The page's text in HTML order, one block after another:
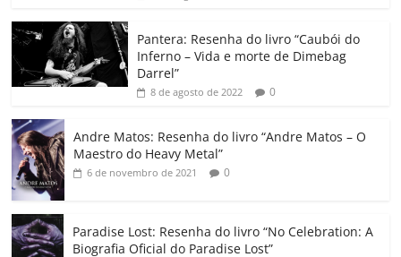
o
o
k
p
Cl
a
ss
ro
o
k h
ar
Pantera: Resenha do livro “Caubói do
Inferno – Vida e morte de Dimebag
Darrel”
8 de agosto de 2022 0
Andre Matos: Resenha do livro “Andre Matos – O
Maestro do Heavy Metal”
6 de novembro de 2021 0
Paradise Lost: Resenha do livro “No Celebration: A
Biografia Oficial do Paradise Lost”